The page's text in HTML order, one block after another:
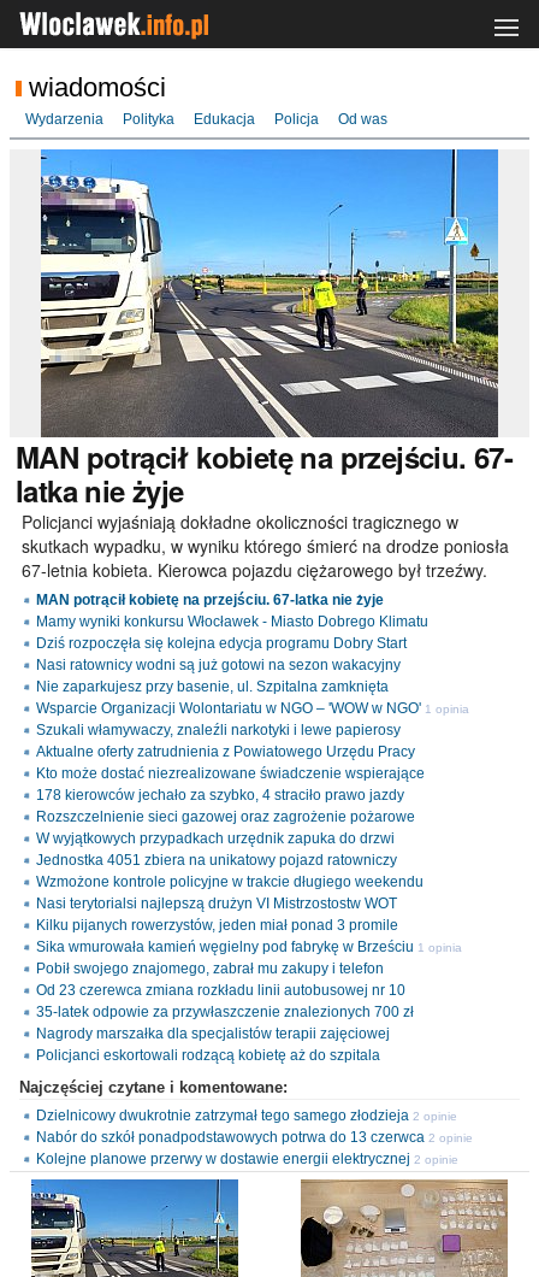
wiadomości
Wydarzenia Polityka Edukacja Policja Od was
MAN potrącił kobietę na przejściu. 67-
latka nie żyje
Policjanci wyjaśniają dokładne okoliczności tragicznego w
skutkach wypadku, w wyniku którego śmierć na drodze poniosła
67-letnia kobieta. Kierowca pojazdu ciężarowego był trzeźwy.
MAN potrącił kobietę na przejściu. 67-latka nie żyje
Mamy wyniki konkursu Włocławek - Miasto Dobrego Klimatu
Dziś rozpoczęła się kolejna edycja programu Dobry Start
Nasi ratownicy wodni są już gotowi na sezon wakacyjny
Nie zaparkujesz przy basenie, ul. Szpitalna zamknięta
Wsparcie Organizacji Wolontariatu w NGO – 'WOW w NGO' 1 opinia
Szukali włamywaczy, znaleźli narkotyki i lewe papierosy
Aktualne oferty zatrudnienia z Powiatowego Urzędu Pracy
Kto może dostać niezrealizowane świadczenie wspierające
178 kierowców jechało za szybko, 4 straciło prawo jazdy
Rozszczelnienie sieci gazowej oraz zagrożenie pożarowe
W wyjątkowych przypadkach urzędnik zapuka do drzwi
Jednostka 4051 zbiera na unikatowy pojazd ratowniczy
Wzmożone kontrole policyjne w trakcie długiego weekendu
Nasi terytorialsi najlepszą drużyn VI Mistrzostostw WOT
Kilku pijanych rowerzystów, jeden miał ponad 3 promile
Sika wmurowała kamień węgielny pod fabrykę w Brześciu 1 opinia
Pobił swojego znajomego, zabrał mu zakupy i telefon
Od 23 czerewca zmiana rozkładu linii autobusowej nr 10
35-latek odpowie za przywłaszczenie znalezionych 700 zł
Nagrody marszałka dla specjalistów terapii zajęciowej
Policjanci eskortowali rodzącą kobietę aż do szpitala
Najczęściej czytane i komentowane:
Dzielnicowy dwukrotnie zatrzymał tego samego złodzieja 2 opinie
Nabór do szkół ponadpodstawowych potrwa do 13 czerwca 2 opinie
Kolejne planowe przerwy w dostawie energii elektrycznej 2 opinie